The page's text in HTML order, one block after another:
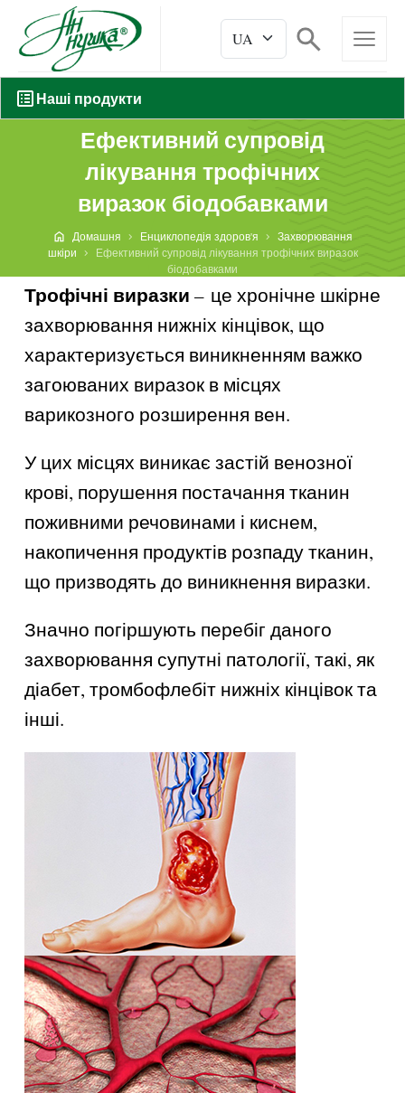
Наші продукти
Ефективний супровід
лікування трофічних
виразок біодобавками
Домашня Енциклопедія здоров'я
Захворювання
шкіри
Ефективний супровід лікування трофічних виразок
біодобавками
Трофічні виразки – це хронічне шкірне
захворювання нижніх кінцівок, що
характеризується виникненням важко
загоюваних виразок в місцях
варикозного розширення вен.
У цих місцях виникає застій венозної
крові, порушення постачання тканин
поживними речовинами і киснем,
накопичення продуктів розпаду тканин,
що призводять до виникнення виразки.
Значно погіршують перебіг даного
захворювання супутні патології, такі, як
діабет, тромбофлебіт нижніх кінцівок та
інші.